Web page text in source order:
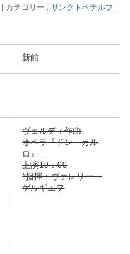
カテゴリー :サンクトペテルブ
新館
ヴェルディ作曲
オペラ『ドン・カル
ロ』
上演19：00
*指揮：ヴァレリー・
ゲルギエフ